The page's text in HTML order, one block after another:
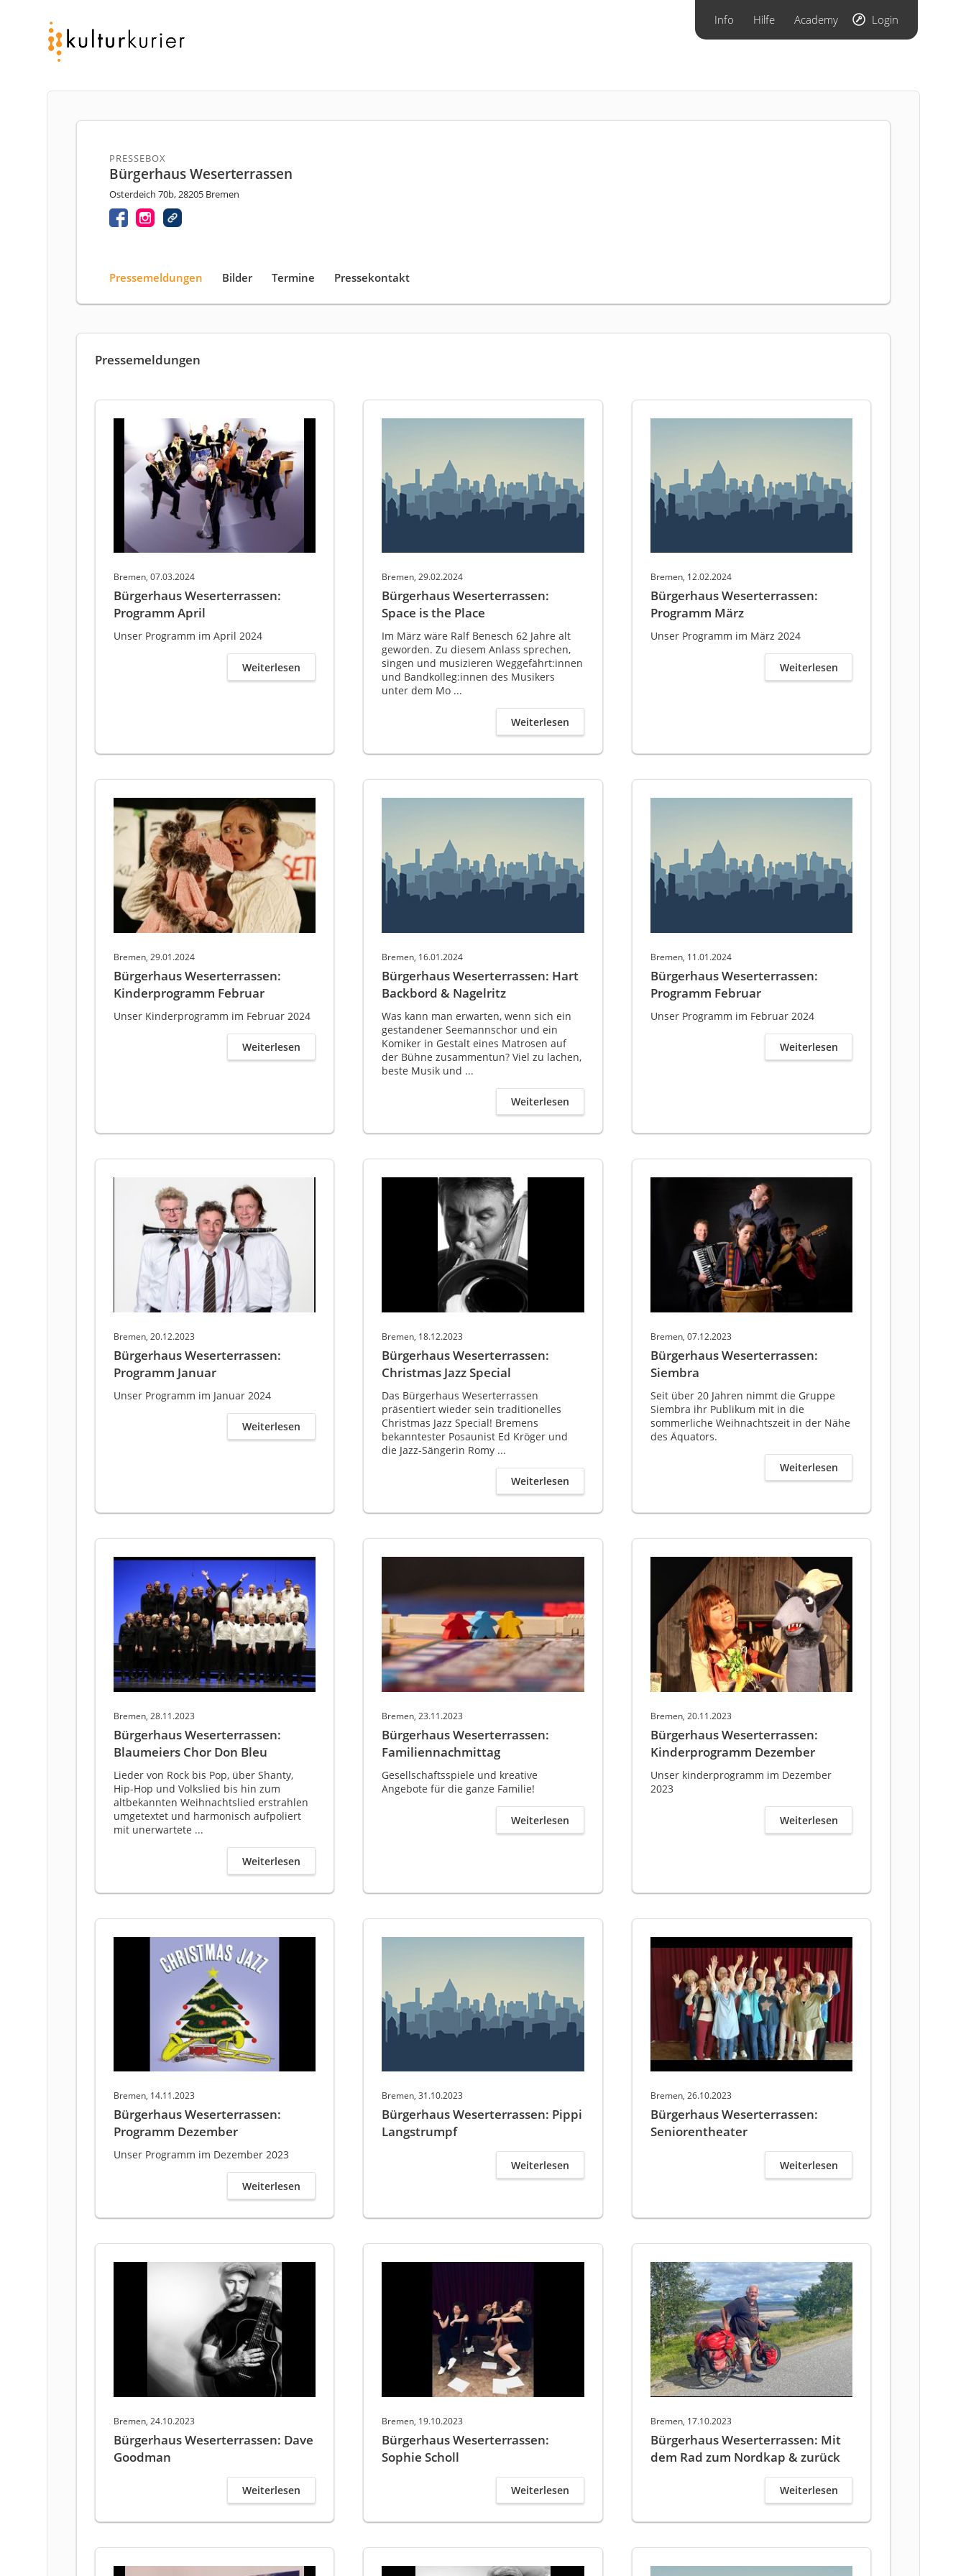
Info Hilfe Academy Login
PRESSEBOX
Bürgerhaus Weserterrassen
Osterdeich 70b, 28205 Bremen
Pressemeldungen Bilder Termine Pressekontakt
Pressemeldungen
Bremen, 07.03.2024
Bürgerhaus Weserterrassen:
Programm April
Unser Programm im April 2024
Weiterlesen
Bremen, 29.02.2024
Bürgerhaus Weserterrassen:
Space is the Place
Im März wäre Ralf Benesch 62 Jahre alt
geworden. Zu diesem Anlass sprechen,
singen und musizieren Weggefährt:innen
und Bandkolleg:innen des Musikers
unter dem Mo ...
Weiterlesen
Bremen, 12.02.2024
Bürgerhaus Weserterrassen:
Programm März
Unser Programm im März 2024
Weiterlesen
Bremen, 29.01.2024
Bürgerhaus Weserterrassen:
Kinderprogramm Februar
Unser Kinderprogramm im Februar 2024
Weiterlesen
Bremen, 16.01.2024
Bürgerhaus Weserterrassen: Hart
Backbord & Nagelritz
Was kann man erwarten, wenn sich ein
gestandener Seemannschor und ein
Komiker in Gestalt eines Matrosen auf
der Bühne zusammentun? Viel zu lachen,
beste Musik und ...
Weiterlesen
Bremen, 11.01.2024
Bürgerhaus Weserterrassen:
Programm Februar
Unser Programm im Februar 2024
Weiterlesen
Bremen, 20.12.2023
Bürgerhaus Weserterrassen:
Programm Januar
Unser Programm im Januar 2024
Weiterlesen
Bremen, 18.12.2023
Bürgerhaus Weserterrassen:
Christmas Jazz Special
Das Bürgerhaus Weserterrassen
präsentiert wieder sein traditionelles
Christmas Jazz Special! Bremens
bekanntester Posaunist Ed Kröger und
die Jazz-Sängerin Romy ...
Weiterlesen
Bremen, 07.12.2023
Bürgerhaus Weserterrassen:
Siembra
Seit über 20 Jahren nimmt die Gruppe
Siembra ihr Publikum mit in die
sommerliche Weihnachtszeit in der Nähe
des Äquators.
Weiterlesen
Bremen, 28.11.2023
Bürgerhaus Weserterrassen:
Blaumeiers Chor Don Bleu
Lieder von Rock bis Pop, über Shanty,
Hip-Hop und Volkslied bis hin zum
altbekannten Weihnachtslied erstrahlen
umgetextet und harmonisch aufpoliert
mit unerwartete ...
Weiterlesen
Bremen, 23.11.2023
Bürgerhaus Weserterrassen:
Familiennachmittag
Gesellschaftsspiele und kreative
Angebote für die ganze Familie!
Weiterlesen
Bremen, 20.11.2023
Bürgerhaus Weserterrassen:
Kinderprogramm Dezember
Unser kinderprogramm im Dezember
2023
Weiterlesen
Bremen, 14.11.2023
Bürgerhaus Weserterrassen:
Programm Dezember
Unser Programm im Dezember 2023
Weiterlesen
Bremen, 31.10.2023
Bürgerhaus Weserterrassen: Pippi
Langstrumpf
Weiterlesen
Bremen, 26.10.2023
Bürgerhaus Weserterrassen:
Seniorentheater
Weiterlesen
Bremen, 24.10.2023
Bürgerhaus Weserterrassen: Dave
Goodman
Weiterlesen
Bremen, 19.10.2023
Bürgerhaus Weserterrassen:
Sophie Scholl
Weiterlesen
Bremen, 17.10.2023
Bürgerhaus Weserterrassen: Mit
dem Rad zum Nordkap & zurück
Weiterlesen